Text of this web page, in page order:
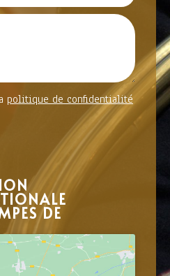
politique de confidentialité
DE